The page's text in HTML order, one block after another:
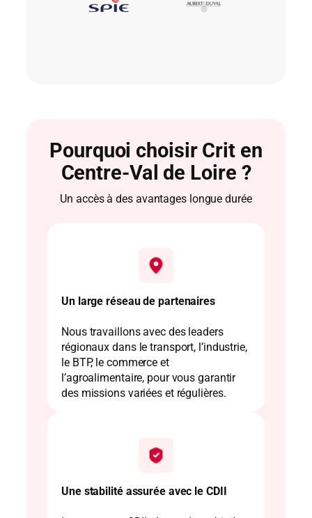
Pourquoi choisir Crit en
Centre-Val de Loire ?
Un accès à des avantages longue durée
Un large réseau de partenaires
Nous travaillons avec des leaders
régionaux dans le transport, l’industrie,
le BTP, le commerce et
l’agroalimentaire, pour vous garantir
des missions variées et régulières.
Une stabilité assurée avec le CDII